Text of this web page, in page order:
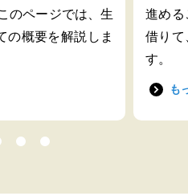
のページでは、生
の概要を解説しま
進める
借りて
す。
も